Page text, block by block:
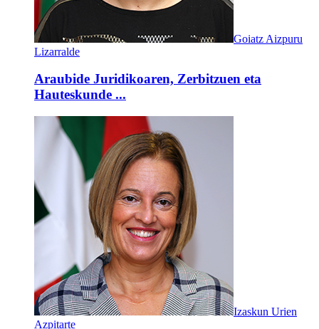
Goiatz Aizpuru
Lizarralde
Araubide Juridikoaren, Zerbitzuen eta
Hauteskunde ...
Izaskun Urien
Azpitarte